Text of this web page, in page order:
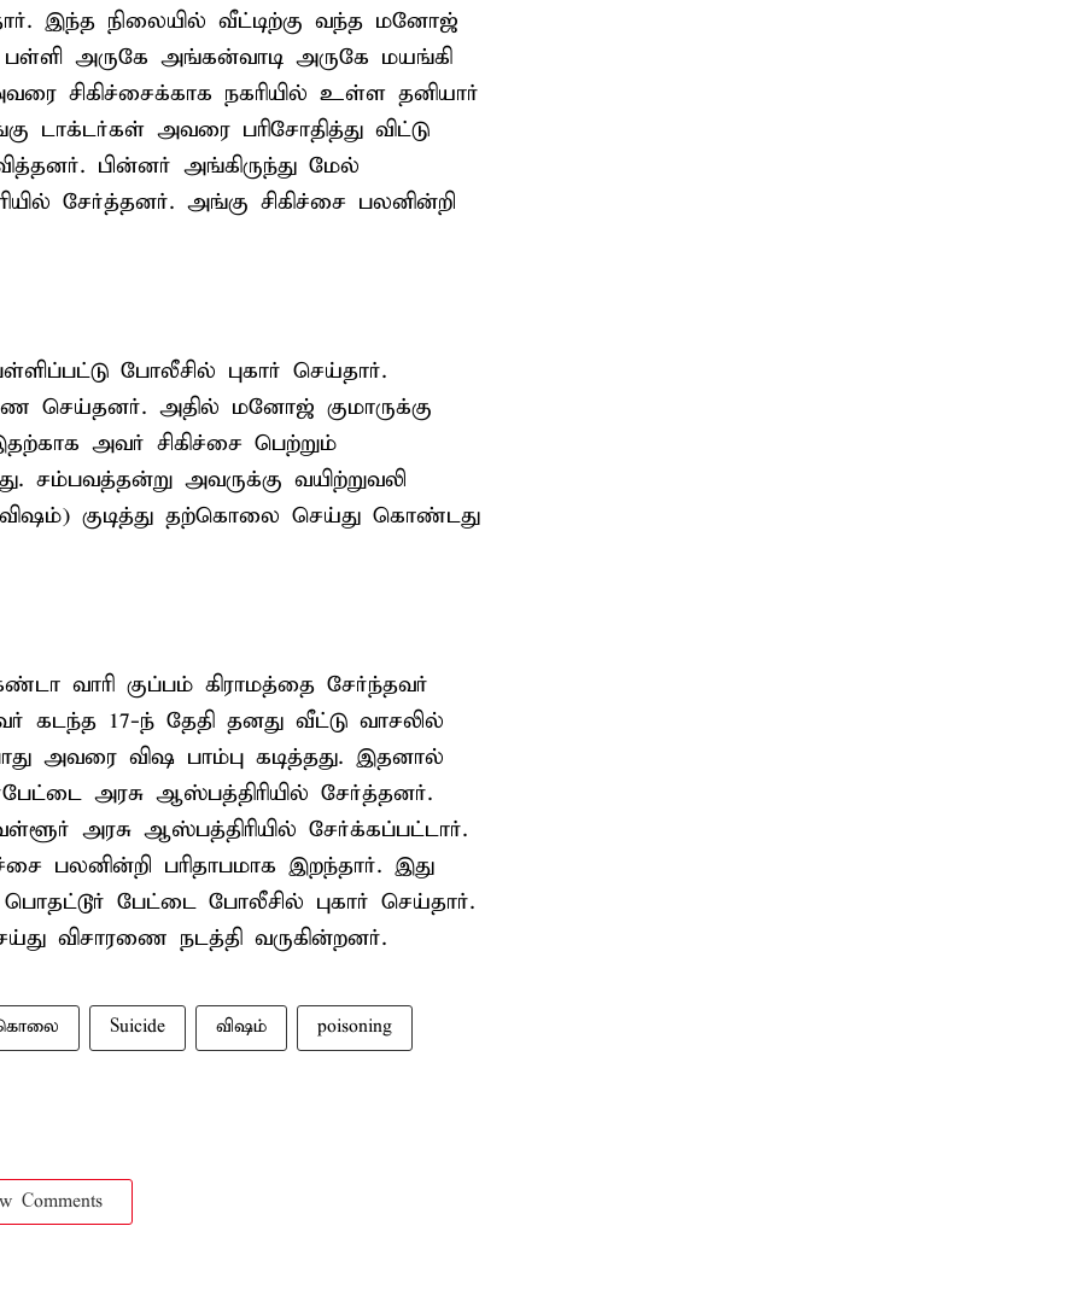
இந்த நிலையில் வீட்டிற்கு வந்த மனோஜ்
அருகே அங்கன்வாடி அருகே மயங்கி
சிகிச்சைக்காக நகரியில் உள்ள தனியார்
அவரை பரிசோதித்து விட்டு
பின்னர் அங்கிருந்து மேல்
சேர்த்தனர். அங்கு சிகிச்சை பலனின்றி
போலீசில் புகார் செய்தார்.
செய்தனர். அதில் மனோஜ் குமாருக்கு
அவர் சிகிச்சை பெற்றும்
சம்பவத்தன்று அவருக்கு வயிற்றுவலி
குடித்து தற்கொலை செய்து கொண்டது
வாரி குப்பம் கிராமத்தை சேர்ந்தவர்
கடந்த 17-ந் தேதி தனது வீட்டு வாசலில்
அவரை விஷ பாம்பு கடித்தது. இதனால்
அரசு ஆஸ்பத்திரியில் சேர்த்தனர்.
அரசு ஆஸ்பத்திரியில் சேர்க்கப்பட்டார்.
பலனின்றி பரிதாபமாக இறந்தார். இது
பொதட்டூர் பேட்டை போலீசில் புகார் செய்தார்.
விசாரணை நடத்தி வருகின்றனர்.
Suicide விஷம் poisoning
Comments